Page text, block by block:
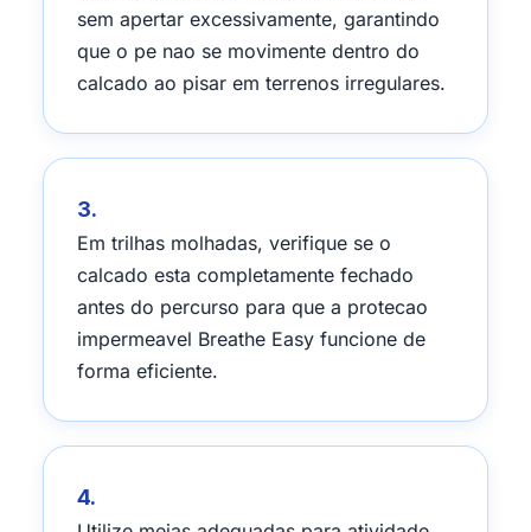
sem apertar excessivamente, garantindo
que o pe nao se movimente dentro do
calcado ao pisar em terrenos irregulares.
3.
Em trilhas molhadas, verifique se o
calcado esta completamente fechado
antes do percurso para que a protecao
impermeavel Breathe Easy funcione de
forma eficiente.
4.